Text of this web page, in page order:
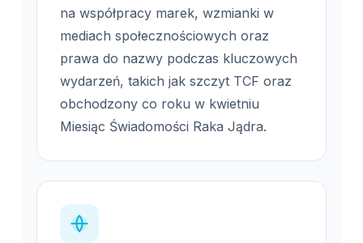
na współpracy marek, wzmianki w
mediach społecznościowych oraz
prawa do nazwy podczas kluczowych
wydarzeń, takich jak szczyt TCF oraz
obchodzony co roku w kwietniu
Miesiąc Świadomości Raka Jądra.